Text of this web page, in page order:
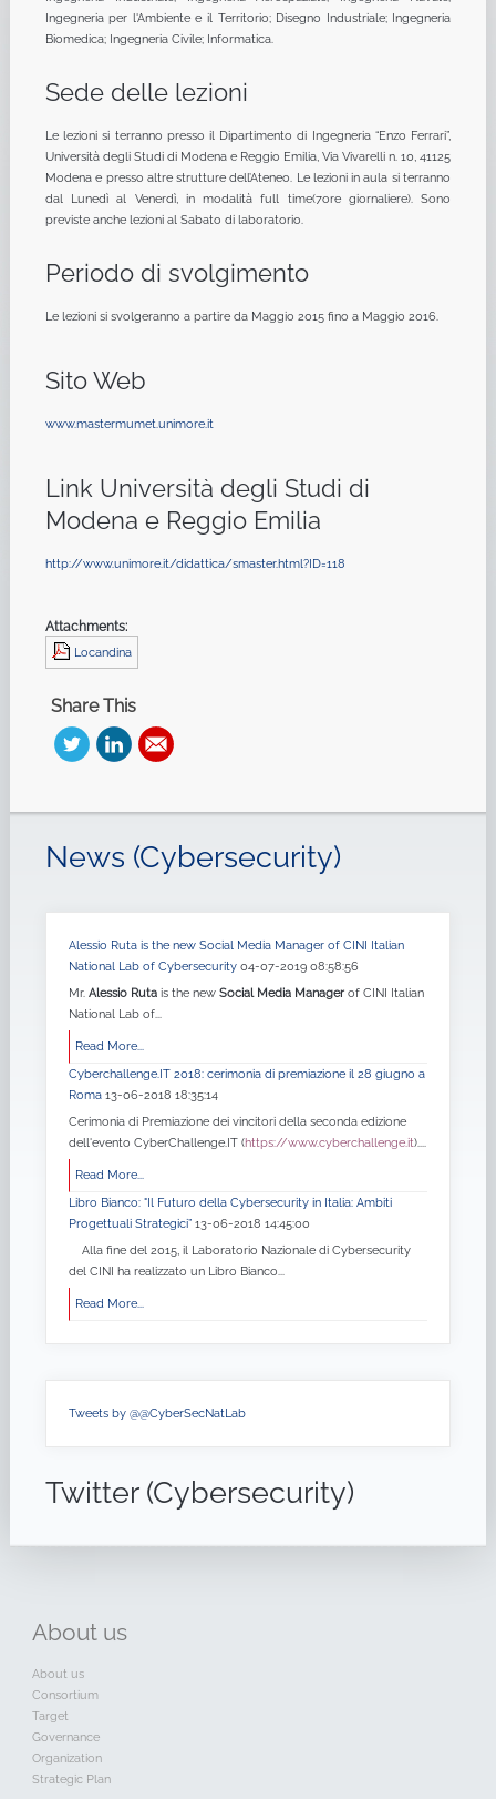
Ingegneria per l'Ambiente e il Territorio; Disegno Industriale; Ingegneria
Biomedica; Ingegneria Civile; Informatica.
Sede delle lezioni
Le lezioni si terranno presso il Dipartimento di Ingegneria “Enzo Ferrari”,
Università degli Studi di Modena e Reggio Emilia, Via Vivarelli n. 10, 41125
Modena e presso altre strutture dell’Ateneo. Le lezioni in aula si terranno
dal Lunedì al Venerdì, in modalità full time(7ore giornaliere). Sono
previste anche lezioni al Sabato di laboratorio.
Periodo di svolgimento
Le lezioni si svolgeranno a partire da Maggio 2015 fino a Maggio 2016.
Sito Web
www.mastermumet.unimore.it
Link Università degli Studi di
Modena e Reggio Emilia
http://www.unimore.it/didattica/smaster.html?ID=118
Attachments:
Locandina
Share This
News (Cybersecurity)
Alessio Ruta is the new Social Media Manager of CINI Italian
National Lab of Cybersecurity 04-07-2019 08:58:56
Mr. Alessio Rutais the new Social Media Managerof CINI Italian
National Lab of...
Read More...
Cyberchallenge.IT 2018: cerimonia di premiazione il 28 giugno a
Roma 13-06-2018 18:35:14
Cerimonia di Premiazione dei vincitori della seconda edizione
dell'evento CyberChallenge.IT (https://www.cyberchallenge.it)....
Read More...
Libro Bianco: "Il Futuro della Cybersecurity in Italia: Ambiti
Progettuali Strategici” 13-06-2018 14:45:00
Alla fine del 2015, il Laboratorio Nazionale di Cybersecurity
del CINI ha realizzato un Libro Bianco...
Read More...
Tweets by @@CyberSecNatLab
Twitter (Cybersecurity)
About us
About us
Consortium
Target
Governance
Organization
Strategic Plan